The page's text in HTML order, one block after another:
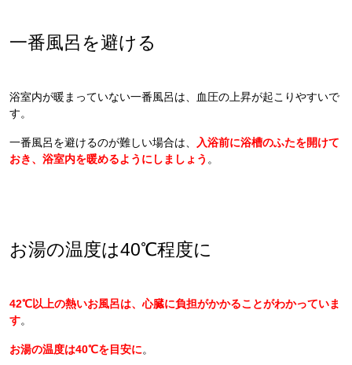
一番風呂を避ける
浴室内が暖まっていない一番風呂は、血圧の上昇が起こりやすいで
す。
一番風呂を避けるのが難しい場合は、
入浴前に浴槽のふたを開けて
おき、浴室内を暖めるようにしましょう 。
お湯の温度は40℃程度に
42℃以上の熱いお風呂は、心臓に負担がかかることがわかっていま
す。
お湯の温度は40℃を目安に。